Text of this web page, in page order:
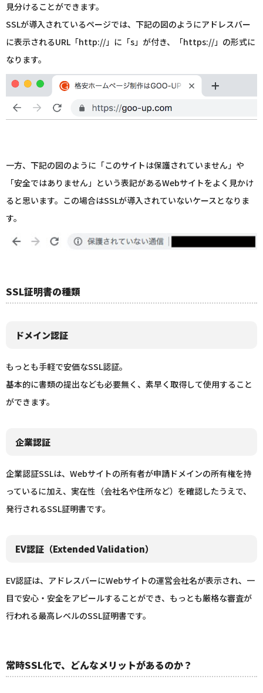
見分けることができます。
SSLが導入されているページでは、下記の図のようにアドレスバー
に表示されるURL「http://」に「s」が付き、「https://」の形式に
なります。
一方、下記の図のように「このサイトは保護されていません」や
「安全ではありません」という表記があるWebサイトをよく見かけ
ると思います。この場合はSSLが導入されていないケースとなりま
す。
SSL証明書の種類
ドメイン認証
もっとも手軽で安価なSSL認証。
基本的に書類の提出なども必要無く、素早く取得して使用すること
ができます。
企業認証
企業認証SSLは、Webサイトの所有者が申請ドメインの所有権を持
っているに加え、実在性（会社名や住所など）を確認したうえで、
発行されるSSL証明書です。
EV認証（Extended Validation）
EV認証は、アドレスバーにWebサイトの運営会社名が表示され、一
目で安心・安全をアピールすることができ、もっとも厳格な審査が
行われる最高レベルのSSL証明書です。
常時SSL化で、どんなメリットがあるのか？